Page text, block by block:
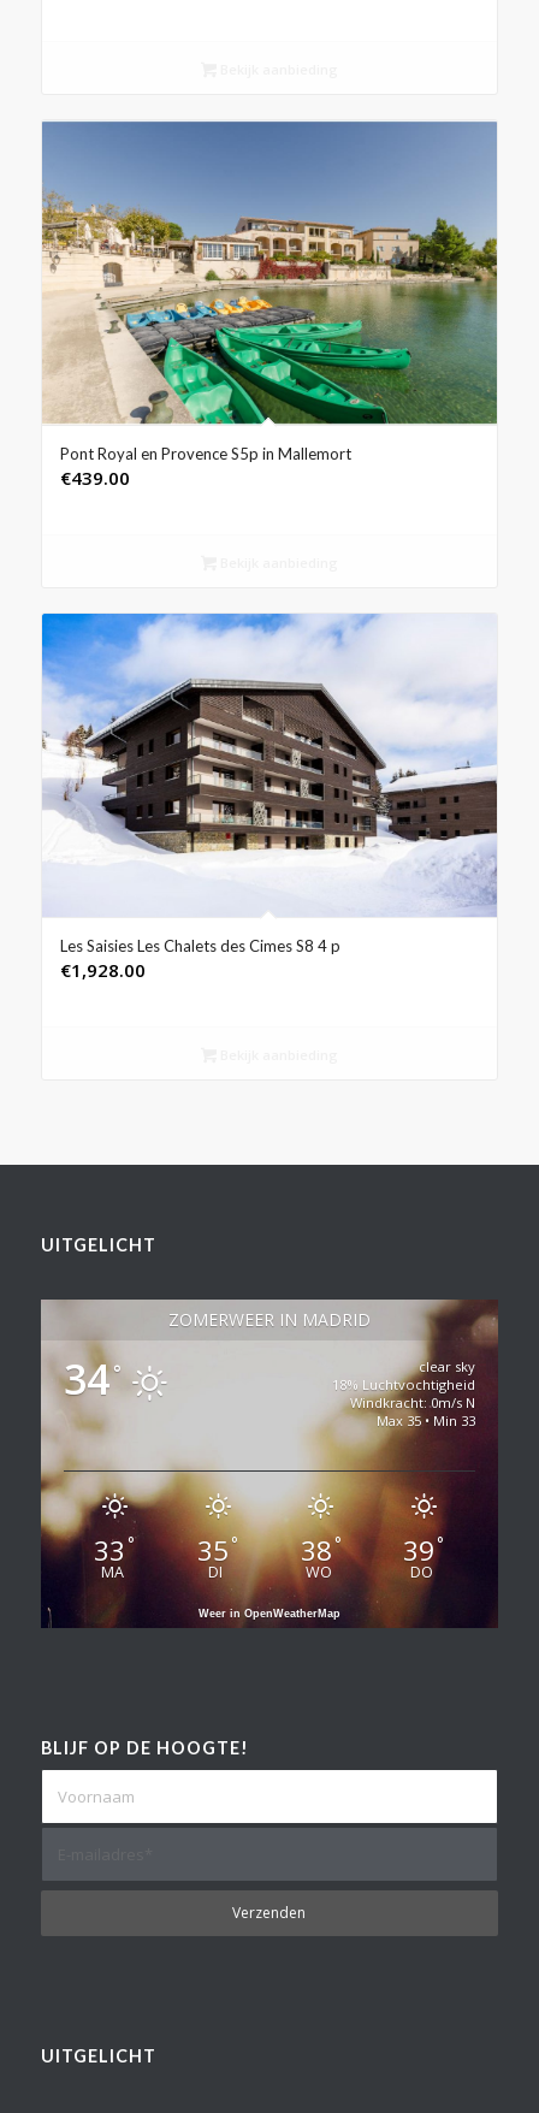
Pont Royal en Provence S5p in Mallemort
€439.00
Les Saisies Les Chalets des Cimes S8 4 p
€1,928.00
UITGELICHT
ZOMERWEER IN MADRID
34°
clear sky
18% Luchtvochtigheid
Windkracht: 0m/s N
Max 35 • Min 33
33 °
MA
35°
DI
38°
WO
39°
DO
Weer in OpenWeatherMap
BLIJF OP DE HOOGTE!
UITGELICHT